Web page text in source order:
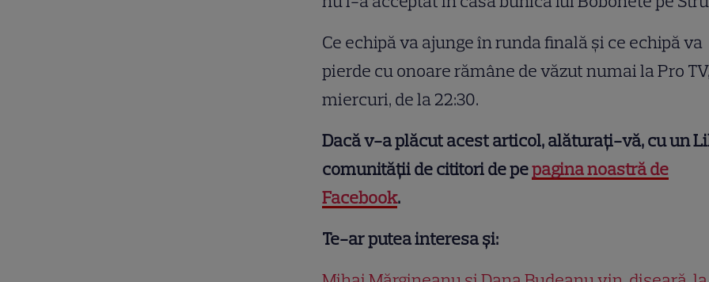
Ce echipă va ajunge în runda finală și ce echipă va
pierde cu onoare rămâne de văzut numai la Pro TV,
miercuri, de la 22:30.
Dacă v-a plăcut acest articol, alăturați-vă, cu un
comunității de cititori de pepagina noastră de
Facebook.
Te-ar putea interesa și: